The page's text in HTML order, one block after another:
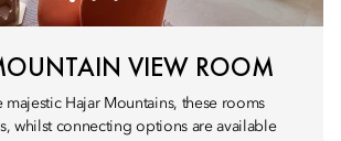
VIEW ROOM
Hajar Mountains, these rooms
whilst connecting options are available